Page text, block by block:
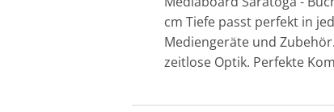
cm Tiefe passt perfekt in
Mediengeräte und
zeitlose Optik. Perfekte